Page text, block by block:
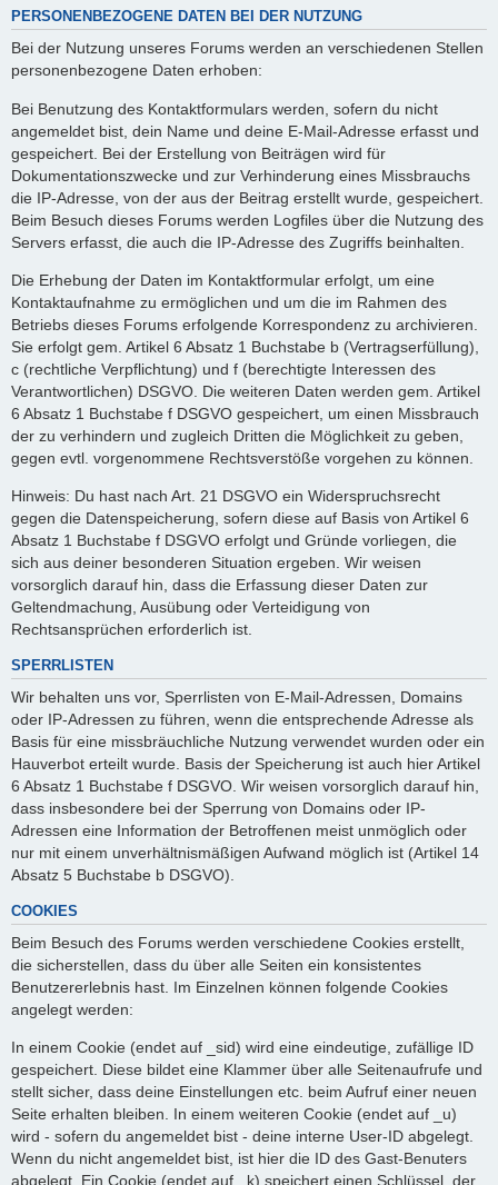
PERSONENBEZOGENE DATEN BEI DER NUTZUNG
Bei der Nutzung unseres Forums werden an verschiedenen Stellen
personenbezogene Daten erhoben:
Bei Benutzung des Kontaktformulars werden, sofern du nicht
angemeldet bist, dein Name und deine E-Mail-Adresse erfasst und
gespeichert. Bei der Erstellung von Beiträgen wird für
Dokumentationszwecke und zur Verhinderung eines Missbrauchs
die IP-Adresse, von der aus der Beitrag erstellt wurde, gespeichert.
Beim Besuch dieses Forums werden Logfiles über die Nutzung des
Servers erfasst, die auch die IP-Adresse des Zugriffs beinhalten.
Die Erhebung der Daten im Kontaktformular erfolgt, um eine
Kontaktaufnahme zu ermöglichen und um die im Rahmen des
Betriebs dieses Forums erfolgende Korrespondenz zu archivieren.
Sie erfolgt gem. Artikel 6 Absatz 1 Buchstabe b (Vertragserfüllung),
c (rechtliche Verpflichtung) und f (berechtigte Interessen des
Verantwortlichen) DSGVO. Die weiteren Daten werden gem. Artikel
6 Absatz 1 Buchstabe f DSGVO gespeichert, um einen Missbrauch
der zu verhindern und zugleich Dritten die Möglichkeit zu geben,
gegen evtl. vorgenommene Rechtsverstöße vorgehen zu können.
Hinweis: Du hast nach Art. 21 DSGVO ein Widerspruchsrecht
gegen die Datenspeicherung, sofern diese auf Basis von Artikel 6
Absatz 1 Buchstabe f DSGVO erfolgt und Gründe vorliegen, die
sich aus deiner besonderen Situation ergeben. Wir weisen
vorsorglich darauf hin, dass die Erfassung dieser Daten zur
Geltendmachung, Ausübung oder Verteidigung von
Rechtsansprüchen erforderlich ist.
SPERRLISTEN
Wir behalten uns vor, Sperrlisten von E-Mail-Adressen, Domains
oder IP-Adressen zu führen, wenn die entsprechende Adresse als
Basis für eine missbräuchliche Nutzung verwendet wurden oder ein
Hauverbot erteilt wurde. Basis der Speicherung ist auch hier Artikel
6 Absatz 1 Buchstabe f DSGVO. Wir weisen vorsorglich darauf hin,
dass insbesondere bei der Sperrung von Domains oder IP-
Adressen eine Information der Betroffenen meist unmöglich oder
nur mit einem unverhältnismäßigen Aufwand möglich ist (Artikel 14
Absatz 5 Buchstabe b DSGVO).
COOKIES
Beim Besuch des Forums werden verschiedene Cookies erstellt,
die sicherstellen, dass du über alle Seiten ein konsistentes
Benutzererlebnis hast. Im Einzelnen können folgende Cookies
angelegt werden:
In einem Cookie (endet auf _sid) wird eine eindeutige, zufällige ID
gespeichert. Diese bildet eine Klammer über alle Seitenaufrufe und
stellt sicher, dass deine Einstellungen etc. beim Aufruf einer neuen
Seite erhalten bleiben. In einem weiteren Cookie (endet auf _u)
wird - sofern du angemeldet bist - deine interne User-ID abgelegt.
Wenn du nicht angemeldet bist, ist hier die ID des Gast-Benuters
abgelegt. Ein Cookie (endet auf _k) speichert einen Schlüssel, der